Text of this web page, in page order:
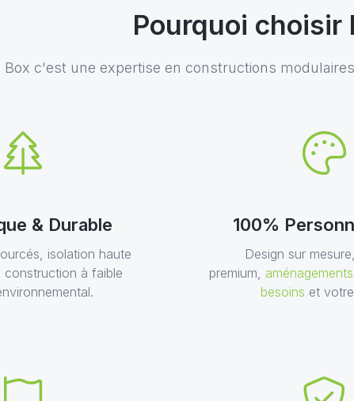
Pourquoi choisir
Box c'est une expertise en constructions
& Durable
isolation haute
construction à faible
100%
Design sur
premium,
besoins et